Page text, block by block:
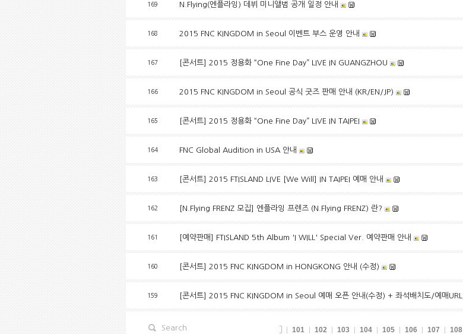
169 N.Flying(엔플라잉) 데뷔 미니앨범 공개 일정 안내
168 2015 FNC KINGDOM in Seoul 이벤트 부스 운영 안내
167 [콘서트] 2015 정용화 “One Fine Day” LIVE IN GUANGZHOU
166 2015 FNC KINGDOM in Seoul 공식 굿즈 판매 안내 (KR/EN/JP)
165 [콘서트] 2015 정용화 “One Fine Day” LIVE IN TAIPEI
164 FNC Global Audition in USA 안내
163 [콘서트] 2015 FTISLAND LIVE [We Will] IN TAIPEI 예매 안내
162 [N.Flying FRENZ 모집] 엔플라잉 프렌즈 (N.Flying FRENZ) 란?
161 [예약판매] FTISLAND 5th Album 'I WILL' Special Ver. 예약판매 안내
160 [콘서트] 2015 FNC KINGDOM in HONGKONG 안내 (수정)
159 [콘서트] 2015 FNC KINGDOM in Seoul 예매 오픈 안내(수정) + 좌석배치도/예매URL
101 102 103 104 105 106 107 108
Search